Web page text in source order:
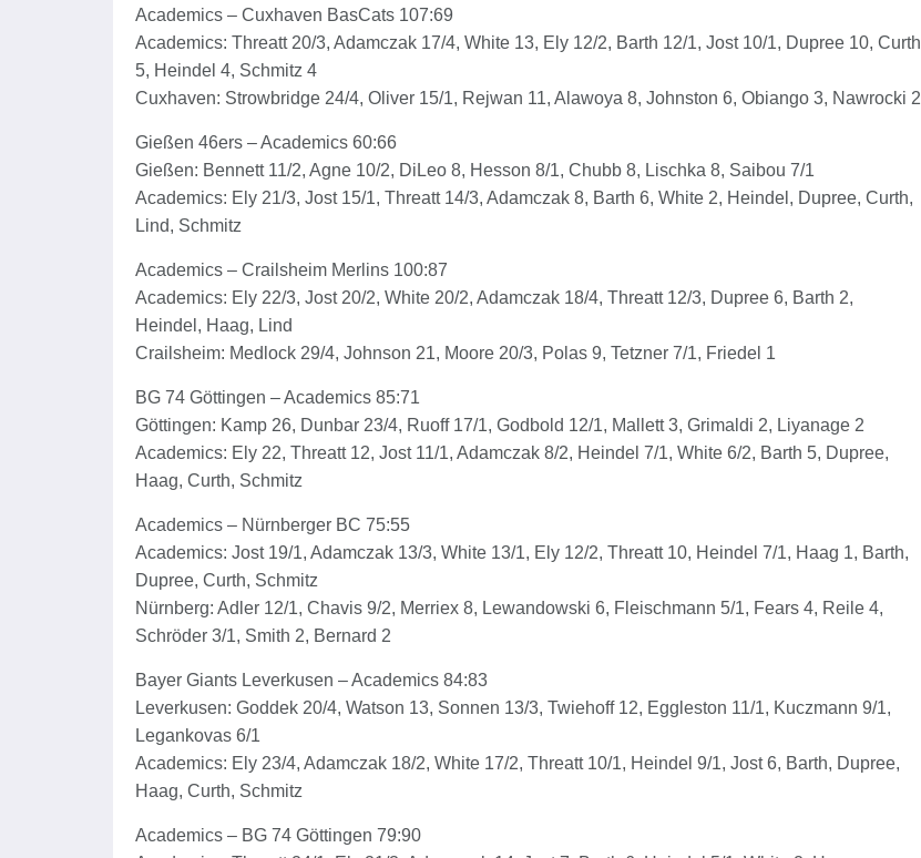
Academics – Cuxhaven BasCats 107:69
Academics: Threatt 20/3, Adamczak 17/4, White 13, Ely 12/2, Barth 12/1, Jost 10/1, Dupree 10, Curth
5, Heindel 4, Schmitz 4
Cuxhaven: Strowbridge 24/4, Oliver 15/1, Rejwan 11, Alawoya 8, Johnston 6, Obiango 3, Nawrocki 2
Gießen 46ers – Academics 60:66
Gießen: Bennett 11/2, Agne 10/2, DiLeo 8, Hesson 8/1, Chubb 8, Lischka 8, Saibou 7/1
Academics: Ely 21/3, Jost 15/1, Threatt 14/3, Adamczak 8, Barth 6, White 2, Heindel, Dupree, Curth,
Lind, Schmitz
Academics – Crailsheim Merlins 100:87
Academics: Ely 22/3, Jost 20/2, White 20/2, Adamczak 18/4, Threatt 12/3, Dupree 6, Barth 2,
Heindel, Haag, Lind
Crailsheim: Medlock 29/4, Johnson 21, Moore 20/3, Polas 9, Tetzner 7/1, Friedel 1
BG 74 Göttingen – Academics 85:71
Göttingen: Kamp 26, Dunbar 23/4, Ruoff 17/1, Godbold 12/1, Mallett 3, Grimaldi 2, Liyanage 2
Academics: Ely 22, Threatt 12, Jost 11/1, Adamczak 8/2, Heindel 7/1, White 6/2, Barth 5, Dupree,
Haag, Curth, Schmitz
Academics – Nürnberger BC 75:55
Academics: Jost 19/1, Adamczak 13/3, White 13/1, Ely 12/2, Threatt 10, Heindel 7/1, Haag 1, Barth,
Dupree, Curth, Schmitz
Nürnberg: Adler 12/1, Chavis 9/2, Merriex 8, Lewandowski 6, Fleischmann 5/1, Fears 4, Reile 4,
Schröder 3/1, Smith 2, Bernard 2
Bayer Giants Leverkusen – Academics 84:83
Leverkusen: Goddek 20/4, Watson 13, Sonnen 13/3, Twiehoff 12, Eggleston 11/1, Kuczmann 9/1,
Legankovas 6/1
Academics: Ely 23/4, Adamczak 18/2, White 17/2, Threatt 10/1, Heindel 9/1, Jost 6, Barth, Dupree,
Haag, Curth, Schmitz
Academics – BG 74 Göttingen 79:90